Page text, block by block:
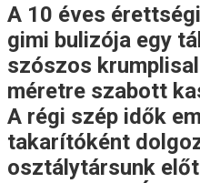
A 10 éves
gimi bulizója egy
szószos
méretre szabott
A régi szép idők
takarítóként
osztálytársunk